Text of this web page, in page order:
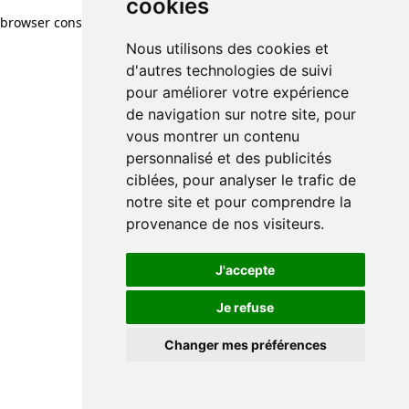
cookies
Nous utilisons des cookies et
d'autres technologies de suivi
pour améliorer votre expérience
de navigation sur notre site, pour
vous montrer un contenu
personnalisé et des publicités
ciblées, pour analyser le trafic de
notre site et pour comprendre la
provenance de nos visiteurs.
J'accepte
Je refuse
Changer mes préférences
browser console for more information)